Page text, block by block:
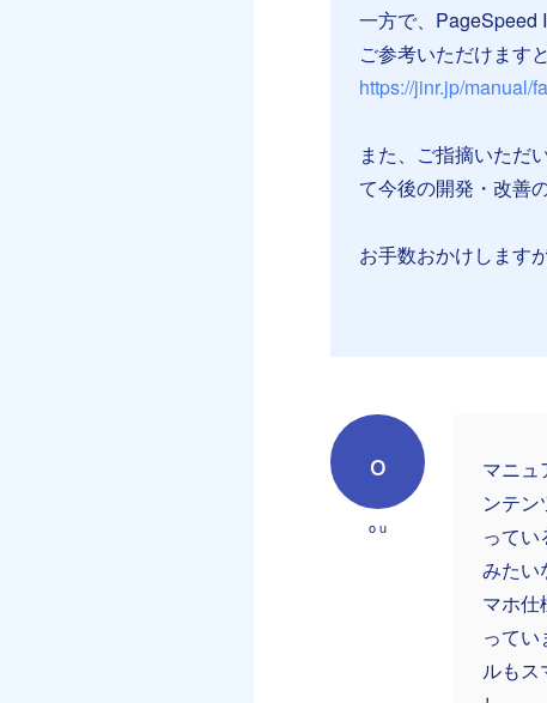
一方で、PageSpeed
ご参考いただけます
https://jinr.jp/manual/
また、ご指摘いただ
て今後の開発・改善
お手数おかけします
o
o u
マニュ
ンテ
って
みたい
マホ仕
って
ルもス